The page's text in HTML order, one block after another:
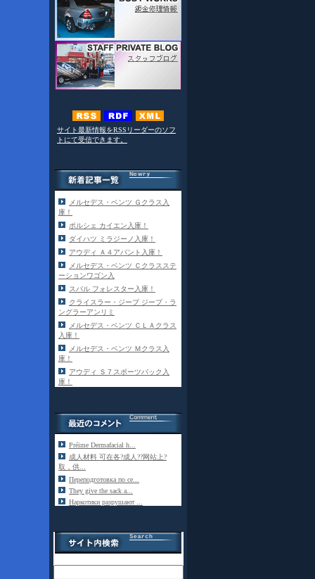
サイト最新情報をRSSリーダーのソフ
トにて受信できます。
メルセデス・ベンツ Ｇクラス入
庫！
ポルシェ カイエン入庫！
ダイハツ ミラジーノ入庫！
アウディ Ａ４アバント入庫！
メルセデス・ベンツ Ｃクラスステ
ーションワゴン入
スバル フォレスター入庫！
クライスラー・ジープ ジープ・ラ
ングラーアンリミ
メルセデス・ベンツ ＣＬＡクラス
入庫！
メルセデス・ベンツ Ｍクラス入
庫！
アウディ Ｓ７スポーツバック入
庫！
Préime Dermafacial h...
成人材料 可在各?成人??网站上?
取，供...
Переподготовка по се...
They give the sack a...
Наркотики разрушают ...